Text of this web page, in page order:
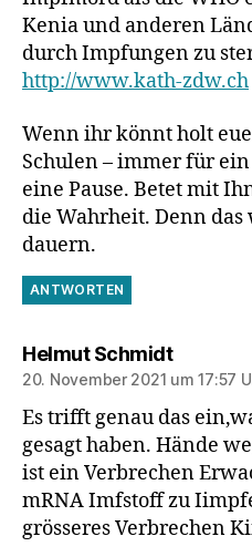
Kenia und anderen
durch Impfungen zu
http://www.kath-zdw.ch
Wenn ihr könnt holt
Schulen – immer für ein
eine Pause. Betet mit
die Wahrheit. Denn
dauern.
ANTWORTEN
Helmut Schmidtsagt:
20. November 2021 um 17:57
Es trifft genau das
gesagt haben. Hände
ist ein Verbrechen
mRNA Imfstoff zu
grösseres Verbrechen